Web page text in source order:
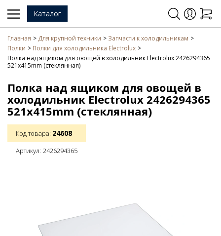
Каталог
Главная Для крупной техники
Запчасти к холодильникам
Полки
Полки для холодильника Electrolux
Полка над ящиком для овощей в холодильник Electrolux 2426294365
521x415mm (стеклянная)
Полка над ящиком для овощей в
холодильник Electrolux 2426294365
521x415mm (стеклянная)
Код товара: 24608
Артикул: 2426294365